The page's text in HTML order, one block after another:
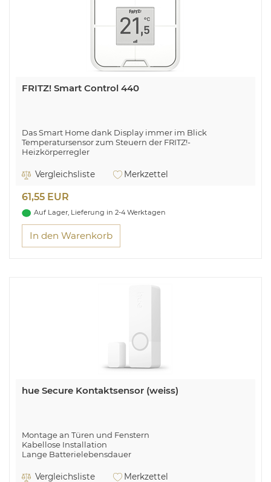
FRITZ! Smart Control 440
Das Smart Home dank Display immer im Blick
Temperatursensor zum Steuern der FRITZ!-
Heizkörperregler
Schaltet und steuert einzelne Geräte und Gerätegruppen
Flexibel einsetzbar mit magnetischer Wandhalterung
Automatische Updates für neue Funktionen
Perfekt abgestimmt und einfach eingerichtet mit
FRITZ!Box
Vier konfigurierbare Taster für die komfortable
Bedienung des FRITZ! Smart Home
Vergleichsliste Merkzettel
61,55 EUR
Auf Lager, Lieferung in 2-4 Werktagen
In den Warenkorb
hue Secure Kontaktsensor (weiss)
Montage an Türen und Fenstern
Kabellose Installation
Lange Batterielebensdauer
Vergleichsliste
Merkzettel